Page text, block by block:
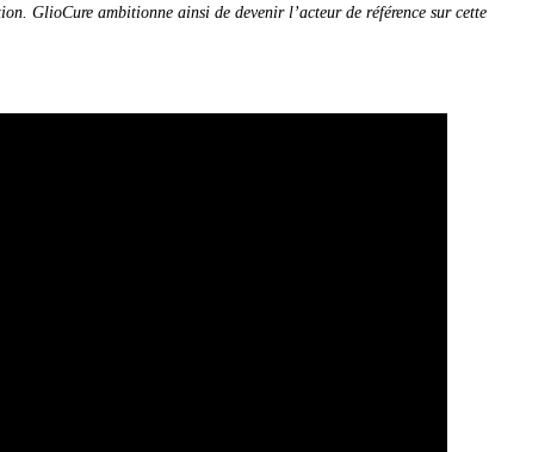
GlioCure ambitionne ainsi de devenir l’acteur de référence sur cette